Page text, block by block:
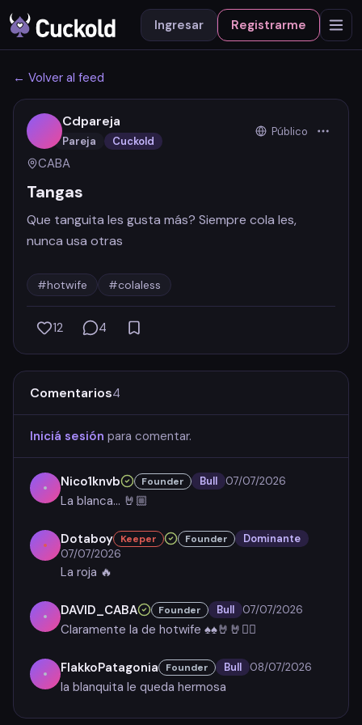
Ingresar Registrarme
← Volver al feed
Cdpareja
Pareja Cuckold
Público
CABA
Tangas
Que tanguita les gusta más? Siempre cola les,
nunca usa otras
Registrate para ver
Registrate para ver
#hotwife #colaless
12 4
Comentarios4
Iniciá sesión para comentar.
Nico1knvb Founder Bull 07/07/2026
La blanca... 🤘🏼
Dotaboy Keeper Founder
Dominante
07/07/2026
La roja 🔥
DAVID_CABA Founder Bull 07/07/2026
Claramente la de hotwife ♠️♠️🤘🤘❤️‍🔥
FlakkoPatagonia Founder Bull 08/07/2026
la blanquita le queda hermosa